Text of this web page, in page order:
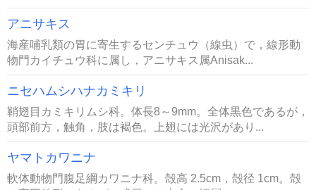
アニサキス
海産哺乳類の胃に寄生するセンチュウ（線虫）で，線形動
物門カイチュウ科に属し，アニサキス属Anisak...
ニセハムシハナカミキリ
鞘翅目カミキリムシ科。体長8～9mm。全体黒色であるが，
頭部前方，触角，肢は褐色。上翅には光沢があり...
ヤマトカワニナ
軟体動物門腹足綱カワニナ科。殻高 2.5cm，殻径 1cm。殻